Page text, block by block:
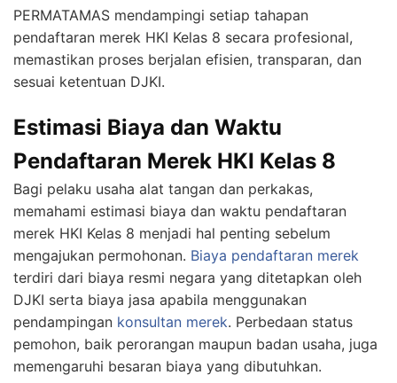
PERMATAMAS mendampingi setiap tahapan
pendaftaran merek HKI Kelas 8 secara profesional,
memastikan proses berjalan efisien, transparan, dan
sesuai ketentuan DJKI.
Estimasi Biaya dan Waktu
Pendaftaran Merek HKI Kelas 8
Bagi pelaku usaha alat tangan dan perkakas,
memahami estimasi biaya dan waktu pendaftaran
merek HKI Kelas 8 menjadi hal penting sebelum
mengajukan permohonan. Biaya pendaftaran merek
terdiri dari biaya resmi negara yang ditetapkan oleh
DJKI serta biaya jasa apabila menggunakan
pendampingan konsultan merek. Perbedaan status
pemohon, baik perorangan maupun badan usaha, juga
memengaruhi besaran biaya yang dibutuhkan.